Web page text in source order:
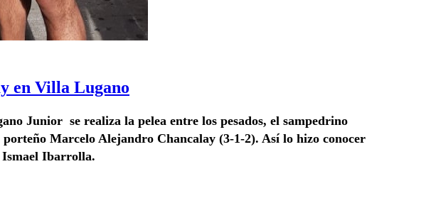
en Villa Lugano
Junior se realiza la pelea entre los pesados, el sampedrino
Marcelo Alejandro Chancalay (3-1-2). Así lo hizo conocer
Ismael Ibarrolla.